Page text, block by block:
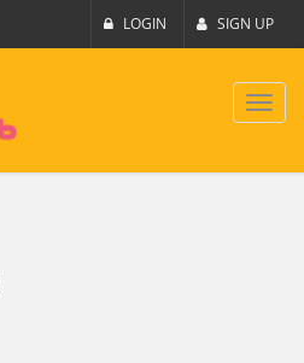
LOGIN SIGN UP